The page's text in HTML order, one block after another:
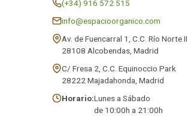
(+34) 916 572 515
info@espacioorganico.com
Av. de Fuencarral 1, C.C. Río Norte II
28108 Alcobendas, Madrid
C/ Fresa 2, C.C. Equinoccio Park
28222 Majadahonda, Madrid
Horario:Lunes a Sábado
de 10:00h a 21:00h